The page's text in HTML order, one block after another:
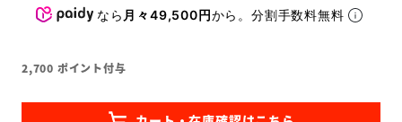
なら 月々49,500円から。分割手数料無料
2,700 ポイント付与